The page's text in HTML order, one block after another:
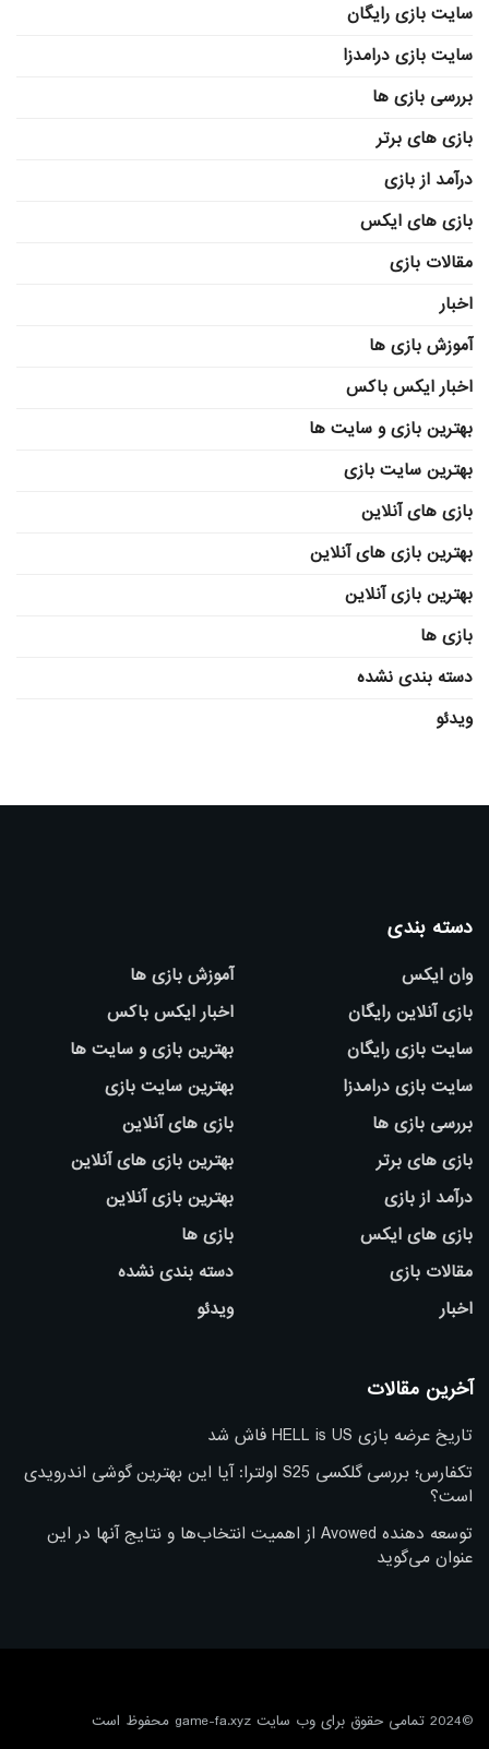
سایت بازی رایگان
سایت بازی درامدزا
بررسی بازی ها
بازی های برتر
درآمد از بازی
بازی های ایکس
مقالات بازی
اخبار
آموزش بازی ها
اخبار ایکس باکس
بهترین بازی و سایت ها
بهترین سایت بازی
بازی های آنلاین
بهترین بازی های آنلاین
بهترین بازی آنلاین
بازی ها
دسته بندی نشده
ویدئو
دسته بندی
وان ایکس
بازی آنلاین رایگان
سایت بازی رایگان
سایت بازی درامدزا
بررسی بازی ها
بازی های برتر
درآمد از بازی
بازی های ایکس
مقالات بازی
اخبار
آموزش بازی ها
اخبار ایکس باکس
بهترین بازی و سایت ها
بهترین سایت بازی
بازی های آنلاین
بهترین بازی های آنلاین
بهترین بازی آنلاین
بازی ها
دسته بندی نشده
ویدئو
آخرین مقالات
تاریخ عرضه بازی HELL is US فاش شد
تکفارس؛ بررسی گلکسی S25 اولترا: آیا این بهترین گوشی اندرویدی
است؟
توسعه دهنده Avowed از اهمیت انتخاب‌ها و نتایج آنها در این
عنوان می‌گوید
©2024 تمامی حقوق برای وب سایت game-fa.xyz محفوظ است